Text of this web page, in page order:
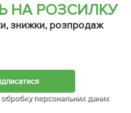
НА РОЗСИЛКУ
знижки, розпродаж
персональних даних